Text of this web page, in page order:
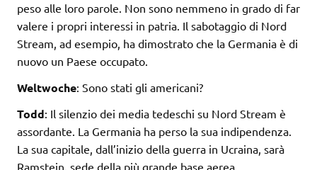
peso alle loro parole. Non sono nemmeno in grado di far
valere i propri interessi in patria. Il sabotaggio di Nord
Stream, ad esempio, ha dimostrato che la Germania è di
nuovo un Paese occupato.
Weltwoche: Sono stati gli americani?
Todd: Il silenzio dei media tedeschi su Nord Stream è
assordante. La Germania ha perso la sua indipendenza.
La sua capitale, dall’inizio della guerra in Ucraina, sarà
Ramstein, sede della più grande base aerea